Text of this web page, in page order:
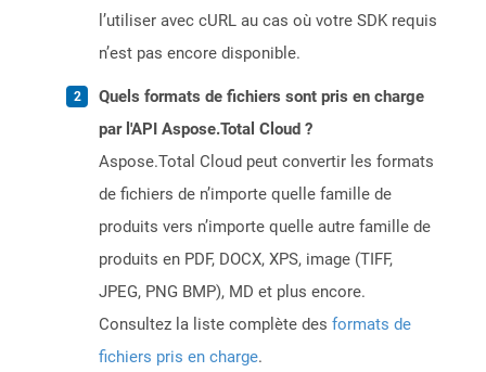
l’utiliser avec cURL au cas où votre SDK requis
n’est pas encore disponible.
Quels formats de fichiers sont pris en charge
par l'API Aspose.Total Cloud ?
Aspose.Total Cloud peut convertir les formats
de fichiers de n’importe quelle famille de
produits vers n’importe quelle autre famille de
produits en PDF, DOCX, XPS, image (TIFF,
JPEG, PNG BMP), MD et plus encore.
Consultez la liste complète des formats de
fichiers pris en charge.